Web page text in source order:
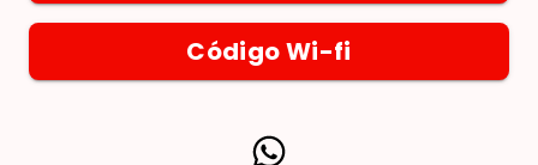
Código Wi-fi
VÁ PARA O LINK